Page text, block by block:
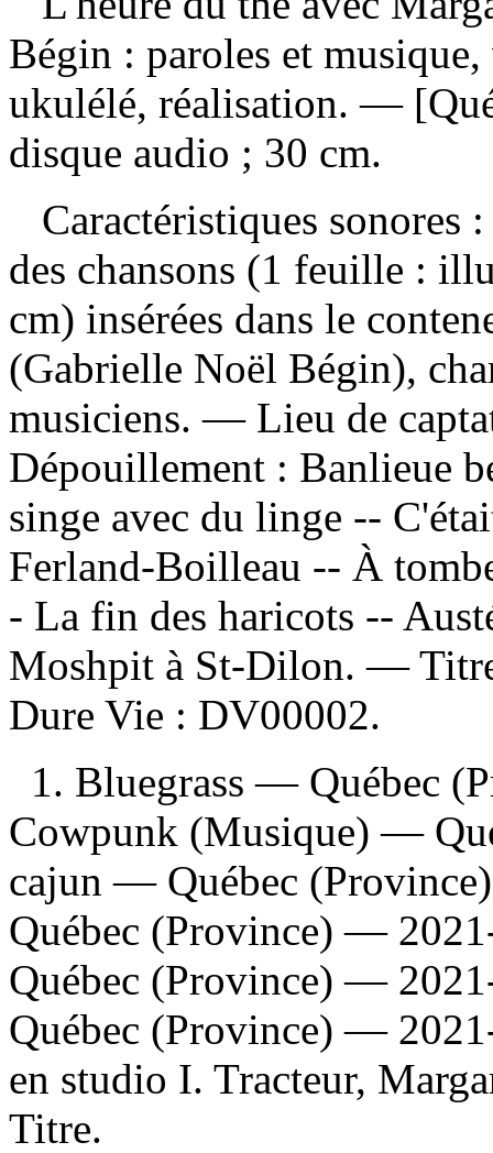
Bégin : paroles et
ukulélé, réalisation. —
disque audio ; 30 cm.
Caractéristiques sonores
des chansons (1 feuille :
cm) insérées dans le
(Gabrielle Noël Bégin),
musiciens. — Lieu de
Dépouillement : Banlieue
singe avec du linge --
Ferland-Boilleau -- À
- La fin des haricots --
Moshpit à St-Dilon. —
Dure Vie : DV00002.
1. Bluegrass — Québec
Cowpunk (Musique) —
cajun — Québec
Québec (Province) —
Québec (Province) —
Québec (Province) —
en studio I. Tracteur,
Titre.